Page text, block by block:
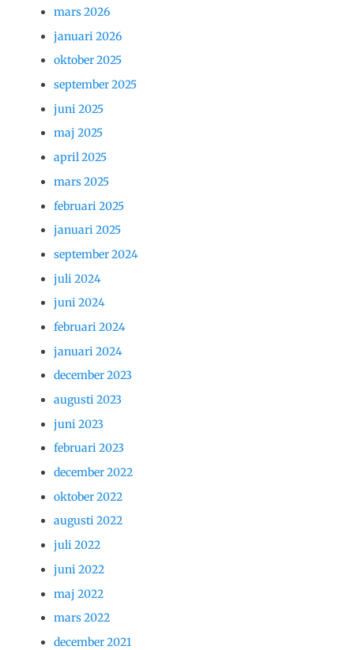
mars 2026
januari 2026
oktober 2025
september 2025
juni 2025
maj 2025
april 2025
mars 2025
februari 2025
januari 2025
september 2024
juli 2024
juni 2024
februari 2024
januari 2024
december 2023
augusti 2023
juni 2023
februari 2023
december 2022
oktober 2022
augusti 2022
juli 2022
juni 2022
maj 2022
mars 2022
december 2021